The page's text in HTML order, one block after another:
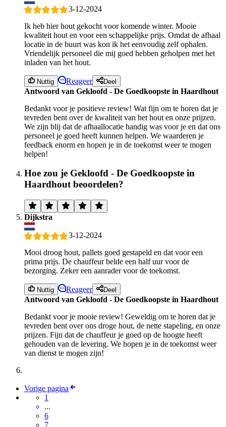
3-12-2024
Ik heb hier hout gekocht voor komende winter. Mooie
kwaliteit hout en voor een schappelijke prijs. Omdat de afhaal
locatie in de buurt was kon ik het eenvoudig zelf ophalen.
Vriendelijk personeel die mij goed hebben geholpen met het
inladen van het hout.
Nuttig Reageer Deel
Antwoord van Gekloofd - De Goedkoopste in Haardhout
Bedankt voor je positieve review! Wat fijn om te horen dat je
tevreden bent over de kwaliteit van het hout en onze prijzen.
We zijn blij dat de afhaallocatie handig was voor je en dat ons
personeel je goed heeft kunnen helpen. We waarderen je
feedback enorm en hopen je in de toekomst weer te mogen
helpen!
Hoe zou je Gekloofd - De Goedkoopste in
Haardhout beoordelen?
Dijkstra
3-12-2024
Mooi droog hout, pallets goed gestapeld en dat voor een
prima prijs. De chauffeur belde een half uur voor de
bezorging. Zeker een aanrader voor de toekomst.
Nuttig Reageer Deel
Antwoord van Gekloofd - De Goedkoopste in Haardhout
Bedankt voor je mooie review! Geweldig om te horen dat je
tevreden bent over ons droge hout, de nette stapeling, en onze
prijzen. Fijn dat de chauffeur je goed op de hoogte heeft
gehouden van de levering. We hopen je in de toekomst weer
van dienst te mogen zijn!
Vorige pagina
1
...
6
7